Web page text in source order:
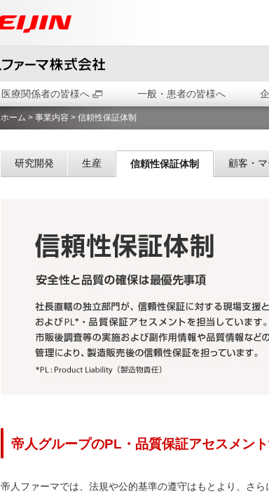
医療関係者の皆様へ 一般・患者の皆様へ
ホーム > 事業内容 > 信頼性保証体制
研究開発 生産 信頼性保証体制 顧客・
帝人グループのPL・品質保証アセスメン
帝人ファーマでは、法規や公的基準の遵守はもとより、さら